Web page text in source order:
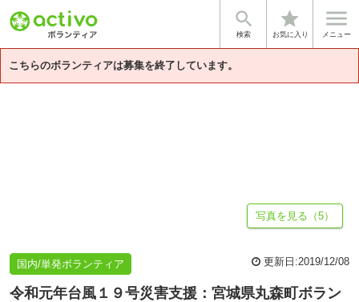

検索
star
お気に入り

メニュー
こちらのボランティアは募集を終了しています。
基本情報 募集詳細 法人情報
写真を見る（5）
国内/単発ボランティア 更新日:2019/12/08
令和元年台風１９号災害支援：宮城県丸森町ボラン